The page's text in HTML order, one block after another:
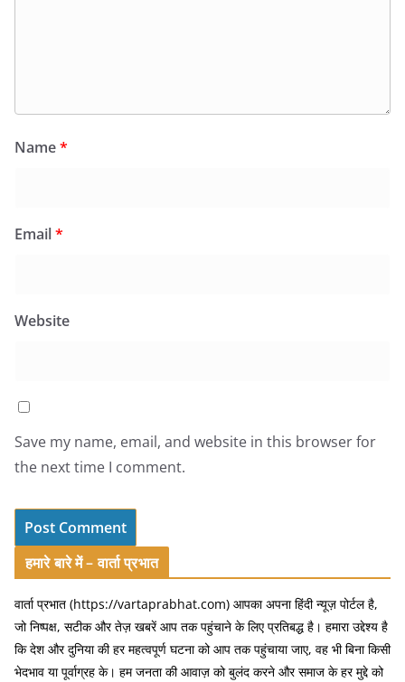
Name*
Email*
Website
Save my name, email, and website in this browser for
the next time I comment.
हमारे बारे में – वार्ता प्रभात
वार्ता प्रभात (https://vartaprabhat.com) आपका अपना हिंदी न्यूज़ पोर्टल है,
जो निष्पक्ष, सटीक और तेज़ खबरें आप तक पहुंचाने के लिए प्रतिबद्ध है। हमारा उद्देश्य है
कि देश और दुनिया की हर महत्वपूर्ण घटना को आप तक पहुंचाया जाए, वह भी बिना किसी
भेदभाव या पूर्वाग्रह के। हम जनता की आवाज़ को बुलंद करने और समाज के हर मुद्दे को